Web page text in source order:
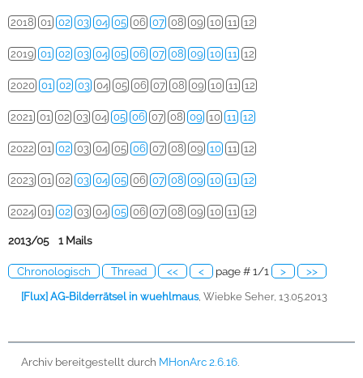
2018 01 02 03 04 05 06 07 08 09 10 11 12
2019 01 02 03 04 05 06 07 08 09 10 11 12
2020 01 02 03 04 05 06 07 08 09 10 11 12
2021 01 02 03 04 05 06 07 08 09 10 11 12
2022 01 02 03 04 05 06 07 08 09 10 11 12
2023 01 02 03 04 05 06 07 08 09 10 11 12
2024 01 02 03 04 05 06 07 08 09 10 11 12
2013/05 1 Mails
Chronologisch Thread << < page # 1/1 > >>
[Flux] AG-Bilderrätsel in wuehlmaus, Wiebke Seher, 13.05.2013
Archiv bereitgestellt durch MHonArc 2.6.16